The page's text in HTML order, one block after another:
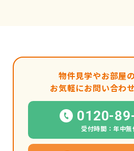
物件見学やお部屋
お気軽にお問い合わ
0120-
受付時間：年中無